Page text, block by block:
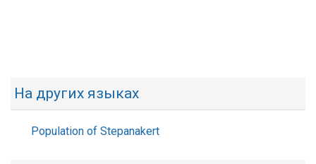
На других языках
Population of Stepanakert